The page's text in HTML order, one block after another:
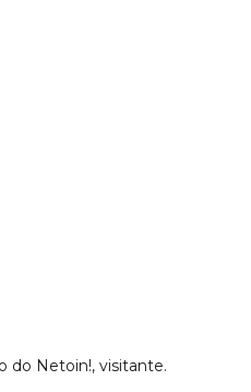
do Netoin!, visitante.